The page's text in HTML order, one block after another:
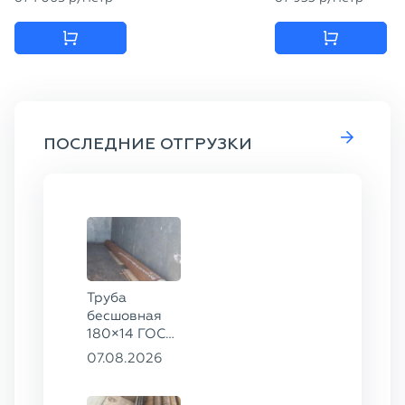
ПОСЛЕДНИЕ ОТГРУЗКИ
Труба
бесшовная
180×14 ГОСТ
8732-78, ст.
07.08.2026